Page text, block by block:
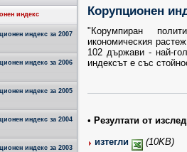
индекс
индекс за 2007
индекс за 2006
индекс за 2005
индекс за 2004
индекс за 2003
Корупционен
"Корумпиран
икономическия
102 държави - най-
индексът е със
• Резултати от
изтегли
(10KB)